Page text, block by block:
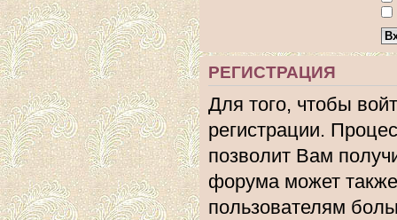
РЕГИСТРАЦИЯ
Для того, чтобы
регистрации.
позволит Вам
форума может
пользователям